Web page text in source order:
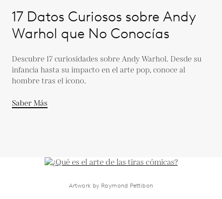
17 Datos Curiosos sobre Andy
Warhol que No Conocías
Descubre 17 curiosidades sobre Andy Warhol. Desde su
infancia hasta su impacto en el arte pop, conoce al
hombre tras el ícono.
Saber Más
Artwork by Raymond Pettibon